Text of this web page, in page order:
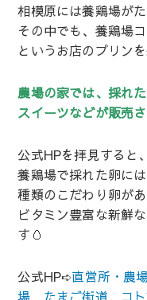
相模原には養鶏場が
その中でも、養鶏場
というお店のプリン
農場の家では、採れ
スイーツなどが販売さ
公式HPを拝見すると、
養鶏場で採れた卵に
種類のこだわり卵があ
ビタミン豊富な新鮮
す🥚
公式HP➪直営所・農
場 たまご街道 コト